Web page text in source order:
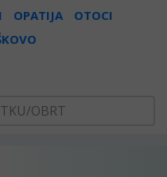
OPATIJA
OTOCI
OBRT